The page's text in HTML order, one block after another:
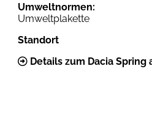
Umweltnormen:
Umweltplakette
Standort
Details zum Dacia Spring